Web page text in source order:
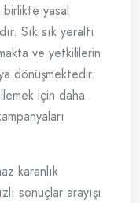
birlikte yasal
Sık sık yeraltı
ve yetkililerin
dönüşmektedir.
için daha
karanlık
sonuçlar arayışı